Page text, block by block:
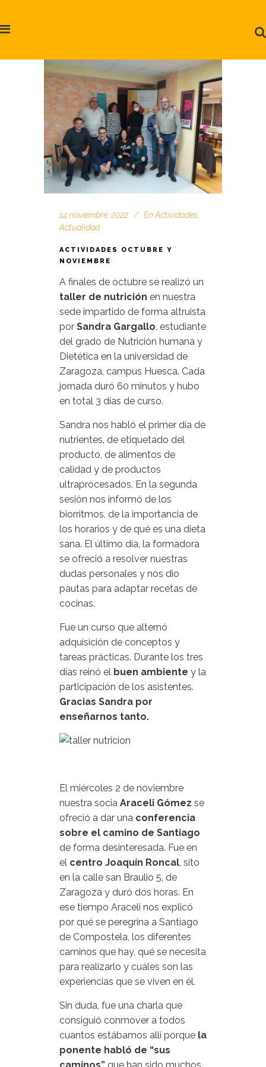
14 noviembre, 2022 En Actividades
Actualidad
ACTIVIDADES OCTUBRE Y
NOVIEMBRE
A finales de octubre se realizó un
taller de nutrición en nuestra
sede impartido de forma altruista
por Sandra Gargallo, estudiante
del grado de Nutrición humana y
Dietética en la universidad de
Zaragoza, campus Huesca. Cada
jornada duró 60 minutos y hubo
en total 3 días de curso.
Sandra nos habló el primer día de
nutrientes, de etiquetado del
producto, de alimentos de
calidad y de productos
ultraprocesados. En la segunda
sesión nos informó de los
biorritmos, de la importancia de
los horarios y de qué es una dieta
sana. El último día, la formadora
se ofreció a resolver nuestras
dudas personales y nos dio
pautas para adaptar recetas de
cocinas.
Fue un curso que alternó
adquisición de conceptos y
tareas prácticas. Durante los tres
días reinó el buen ambiente y la
participación de los asistentes.
Gracias Sandra por
enseñarnos tanto.
El miércoles 2 de noviembre
nuestra socia Araceli Gómez se
ofreció a dar una conferencia
sobre el camino de Santiago
de forma desinteresada. Fue en
el centro Joaquín Roncal, sito
en la calle san Braulio 5, de
Zaragoza y duró dos horas. En
ese tiempo Araceli nos explicó
por qué se peregrina a Santiago
de Compostela, los diferentes
caminos que hay, qué se necesita
para realizarlo y cuáles son las
experiencias que se viven en él.
Sin duda, fue una charla que
consiguió conmover a todos
cuantos estábamos allí porque la
ponente habló de “sus